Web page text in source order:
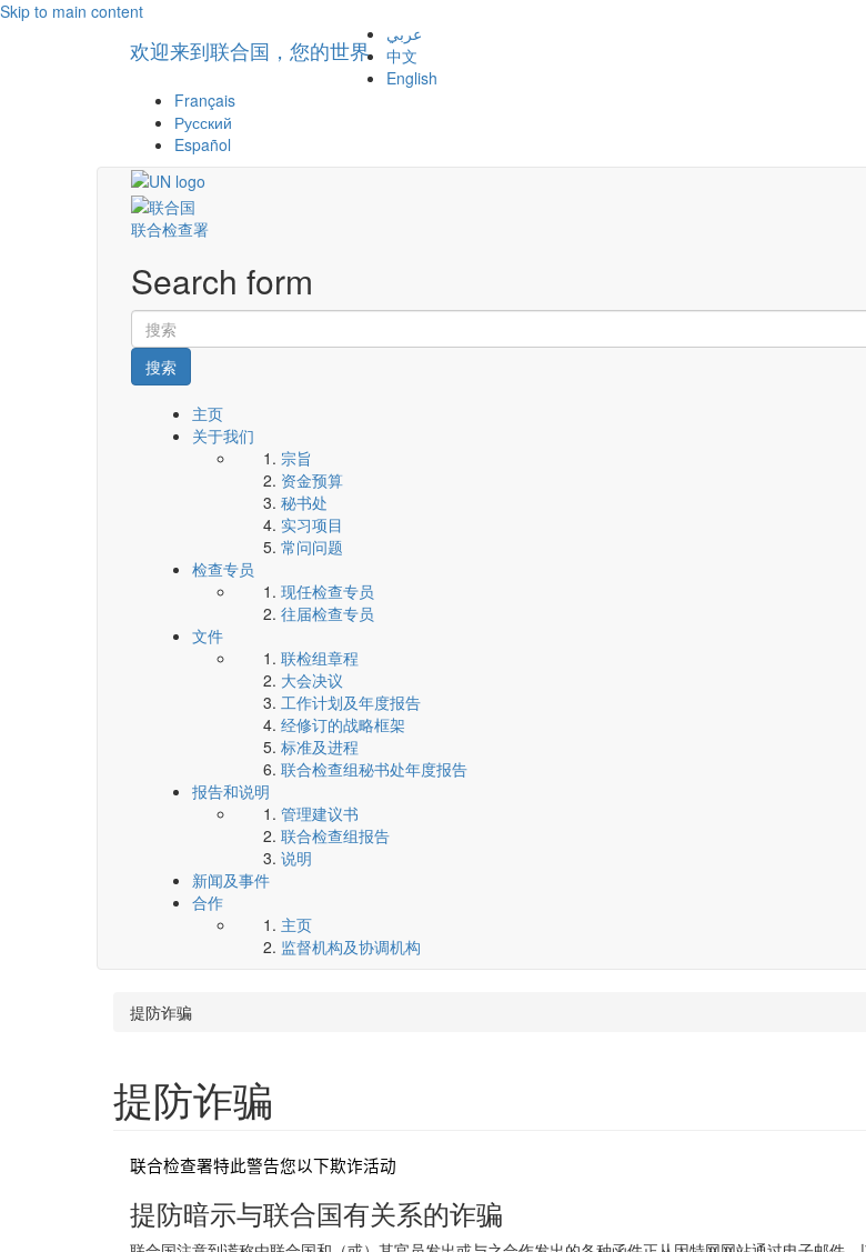
Skip to main content
欢迎来到联合国，您的世界
عربي
中文
English
Français
Русский
Español
联合检查署
Search form
搜索
主页
关于我们
宗旨
资金预算
秘书处
实习项目
常问问题
检查专员
现任检查专员
往届检查专员
文件
联检组章程
大会决议
工作计划及年度报告
经修订的战略框架
标准及进程
联合检查组秘书处年度报告
报告和说明
管理建议书
联合检查组报告
说明
新闻及事件
合作
主页
监督机构及协调机构
提防诈骗
提防诈骗
联合检查署特此警告您以下欺诈活动
提防暗示与联合国有关系的诈骗